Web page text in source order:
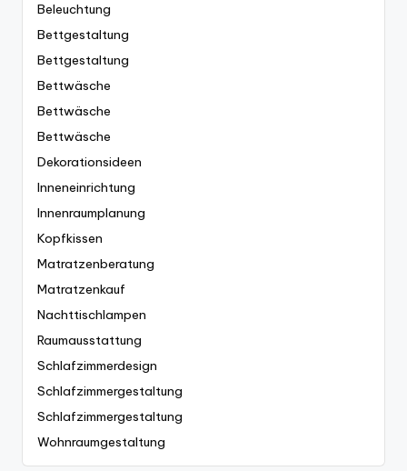
Beleuchtung
Bettgestaltung
Bettgestaltung
Bettwäsche
Bettwäsche
Bettwäsche
Dekorationsideen
Inneneinrichtung
Innenraumplanung
Kopfkissen
Matratzenberatung
Matratzenkauf
Nachttischlampen
Raumausstattung
Schlafzimmerdesign
Schlafzimmergestaltung
Schlafzimmergestaltung
Wohnraumgestaltung